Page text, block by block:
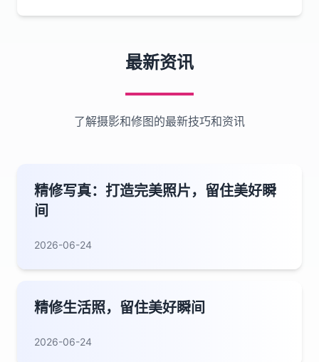
最新资讯
了解摄影和修图的最新技巧和资讯
精修写真：打造完美照片，留住美好瞬
间
2026-06-24
精修生活照，留住美好瞬间
2026-06-24